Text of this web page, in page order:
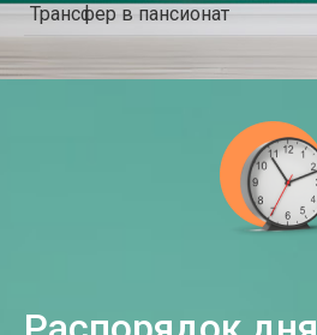
Трансфер в пансионат